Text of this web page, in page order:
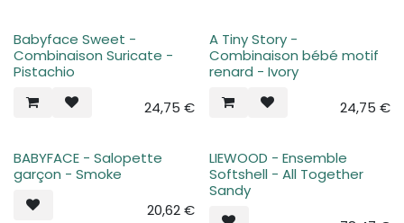
Babyface Sweet -
Combinaison Suricate -
Pistachio
24,75 €
A Tiny Story -
Combinaison bébé motif
renard - Ivory
24,75 €
Plus de stock
BABYFACE - Salopette
garçon - Smoke
20,62€ Plus de stock
LIEWOOD - Ensemble
Softshell - All Together
Sandy